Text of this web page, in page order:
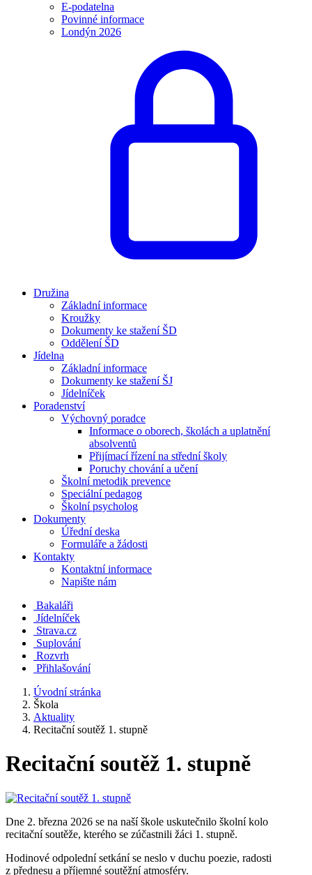
E-podatelna
Povinné informace
Londýn 2026
Družina
Základní informace
Kroužky
Dokumenty ke stažení ŠD
Oddělení ŠD
Jídelna
Základní informace
Dokumenty ke stažení ŠJ
Jídelníček
Poradenství
Výchovný poradce
Informace o oborech, školách a uplatnění
absolventů
Přijímací řízení na střední školy
Poruchy chování a učení
Školní metodik prevence
Speciální pedagog
Školní psycholog
Dokumenty
Úřední deska
Formuláře a žádosti
Kontakty
Kontaktní informace
Napište nám
Bakaláři
Jídelníček
Strava.cz
Suplování
Rozvrh
Přihlašování
Úvodní stránka
Škola
Aktuality
Recitační soutěž 1. stupně
Recitační soutěž 1. stupně
Dne 2. března 2026 se na naší škole uskutečnilo školní kolo
recitační soutěže, kterého se zúčastnili žáci 1. stupně.
Hodinové odpolední setkání se neslo v duchu poezie, radosti
z přednesu a příjemné soutěžní atmosféry.